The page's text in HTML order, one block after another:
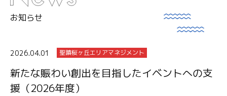
お知らせ
2026.04.01 聖蹟桜ヶ丘エリアマネジメント
新たな賑わい創出を目指したイベントへの支
援（2026年度）